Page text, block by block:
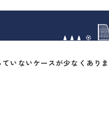
いないケースが少なくありま